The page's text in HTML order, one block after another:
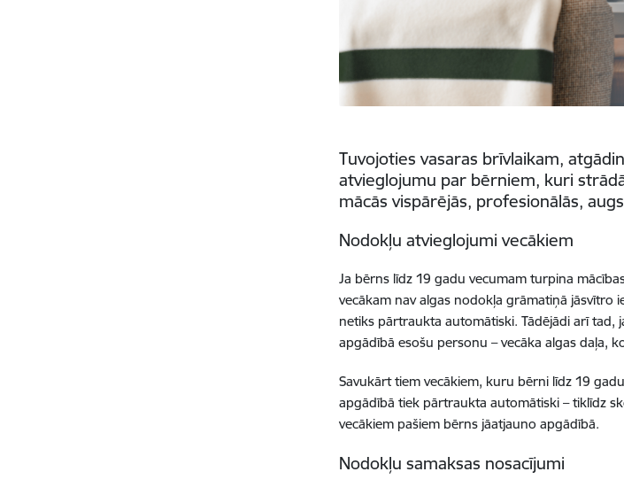
Tuvojoties vasaras brīvlaikam,
atvieglojumu par bērniem, kuri
mācās vispārējās, profesionālās,
Nodokļu atvieglojumi vecākiem
Ja bērns līdz 19 gadu vecumam turpina
vecākam nav algas nodokļa grāmatiņā jāsvītro
netiks pārtraukta automātiski. Tādējādi arī tad,
apgādībā esošu personu – vecāka algas daļa,
Savukārt tiem vecākiem, kuru bērni līdz 19
apgādībā tiek pārtraukta automātiski – tiklīdz
vecākiem pašiem bērns jāatjauno apgādībā.
Nodokļu samaksas nosacījumi